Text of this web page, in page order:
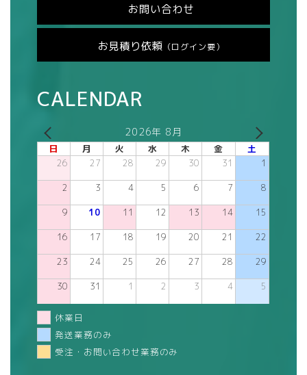
お問い合わせ
お見積り依頼 （ログイン要）
CALENDAR
2026年 8月
日 月 火 水 木 金 土
26 27 28 29 30 31 1
2 3 4 5 6 7 8
9 10 11 12 13 14 15
16 17 18 19 20 21 22
23 24 25 26 27 28 29
30 31 1 2 3 4 5
休業日
発送業務のみ
受注・お問い合わせ業務のみ